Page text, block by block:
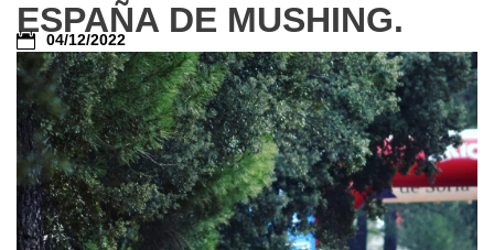
ESPAÑA DE MUSHING.
04/12/2022